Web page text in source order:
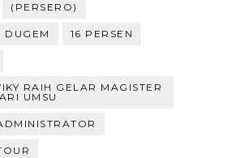
(PERSERO)
DUGEM 16 PERSEN
RAIH GELAR MAGISTER
UMSU